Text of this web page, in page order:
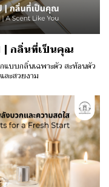
| กลิ่นที่เป็นคุณ
บบกลิ่นเฉพาะตัว สะท้อนตัว
ละสวยงาม